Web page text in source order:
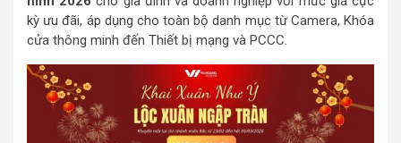
kỳ ưu đãi, áp dụng cho toàn bộ danh mục từ Camera, Khóa
cửa thông minh đến Thiết bị mạng và PCCC.